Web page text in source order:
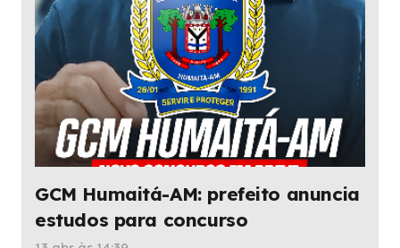
GCM Humaitá-AM: prefeito anuncia
estudos para concurso